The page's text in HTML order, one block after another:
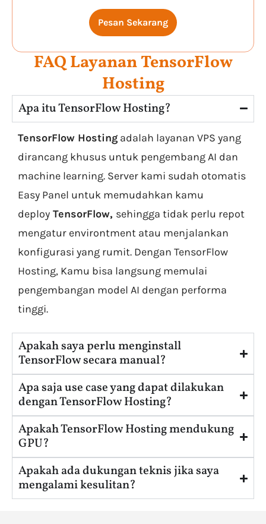
Pesan Sekarang
FAQ Layanan TensorFlow
Hosting
Apa itu TensorFlow Hosting?
TensorFlow Hosting adalah layanan VPS yang
dirancang khusus untuk pengembang AI dan
machine learning. Server kami sudah otomatis
Easy Panel untuk memudahkan kamu
deploy TensorFlow, sehingga tidak perlu repot
mengatur environtment atau menjalankan
konfigurasi yang rumit. Dengan TensorFlow
Hosting, Kamu bisa langsung memulai
pengembangan model AI dengan performa
tinggi.
Apakah saya perlu menginstall
TensorFlow secara manual?
Apa saja use case yang dapat dilakukan
dengan TensorFlow Hosting?
Apakah TensorFlow Hosting mendukung
GPU?
Apakah ada dukungan teknis jika saya
mengalami kesulitan?